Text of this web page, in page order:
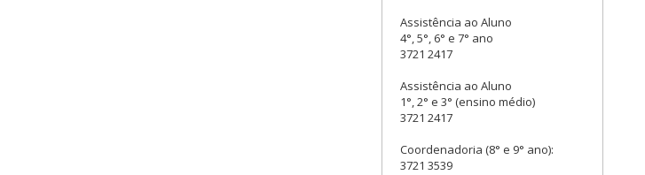
Assistência ao Aluno
4°, 5°, 6° e 7° ano
3721 2417
Assistência ao Aluno
1°, 2° e 3° (ensino médio)
3721 2417
Coordenadoria (8° e 9° ano):
3721 3539